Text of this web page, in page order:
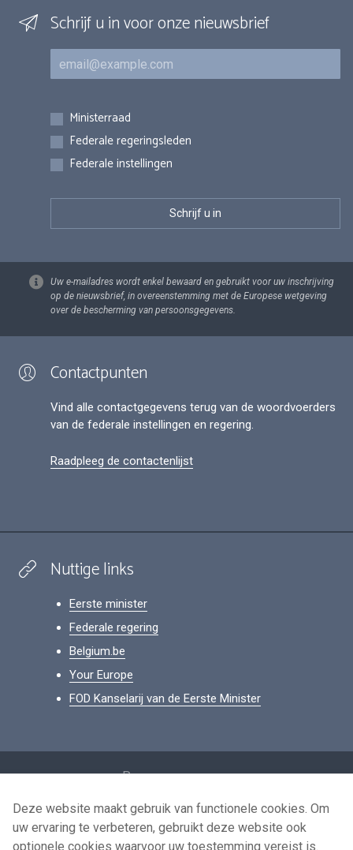
Schrijf u in voor onze nieuwsbrief
E-mail
Inschrijvingen
Ministerraad
Federale regeringsleden
Federale instellingen
Uw e-mailadres wordt enkel bewaard en gebruikt voor uw inschrijving
op de nieuwsbrief, in overeenstemming met de Europese wetgeving
over de bescherming van persoonsgegevens.
Contactpunten
Vind alle contactgegevens terug van de woordvoerders
van de federale instellingen en regering.
Raadpleeg de contactenlijst
Nuttige links
Eerste minister
Federale regering
Belgium.be
Your Europe
FOD Kanselarij van de Eerste Minister
Persoonsgegevens
Voorwaarden voor het hergebruik
Contacteer ons
Deze website maakt gebruik van functionele cookies. Om
uw ervaring te verbeteren, gebruikt deze website ook
optionele cookies waarvoor uw toestemming vereist is.